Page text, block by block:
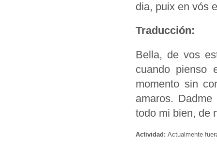
dia, puix en vós
Traducción:
Bella, de vos
cuando
momento sin
amaros.
todo mi bien, de
Actividad: Actualmente